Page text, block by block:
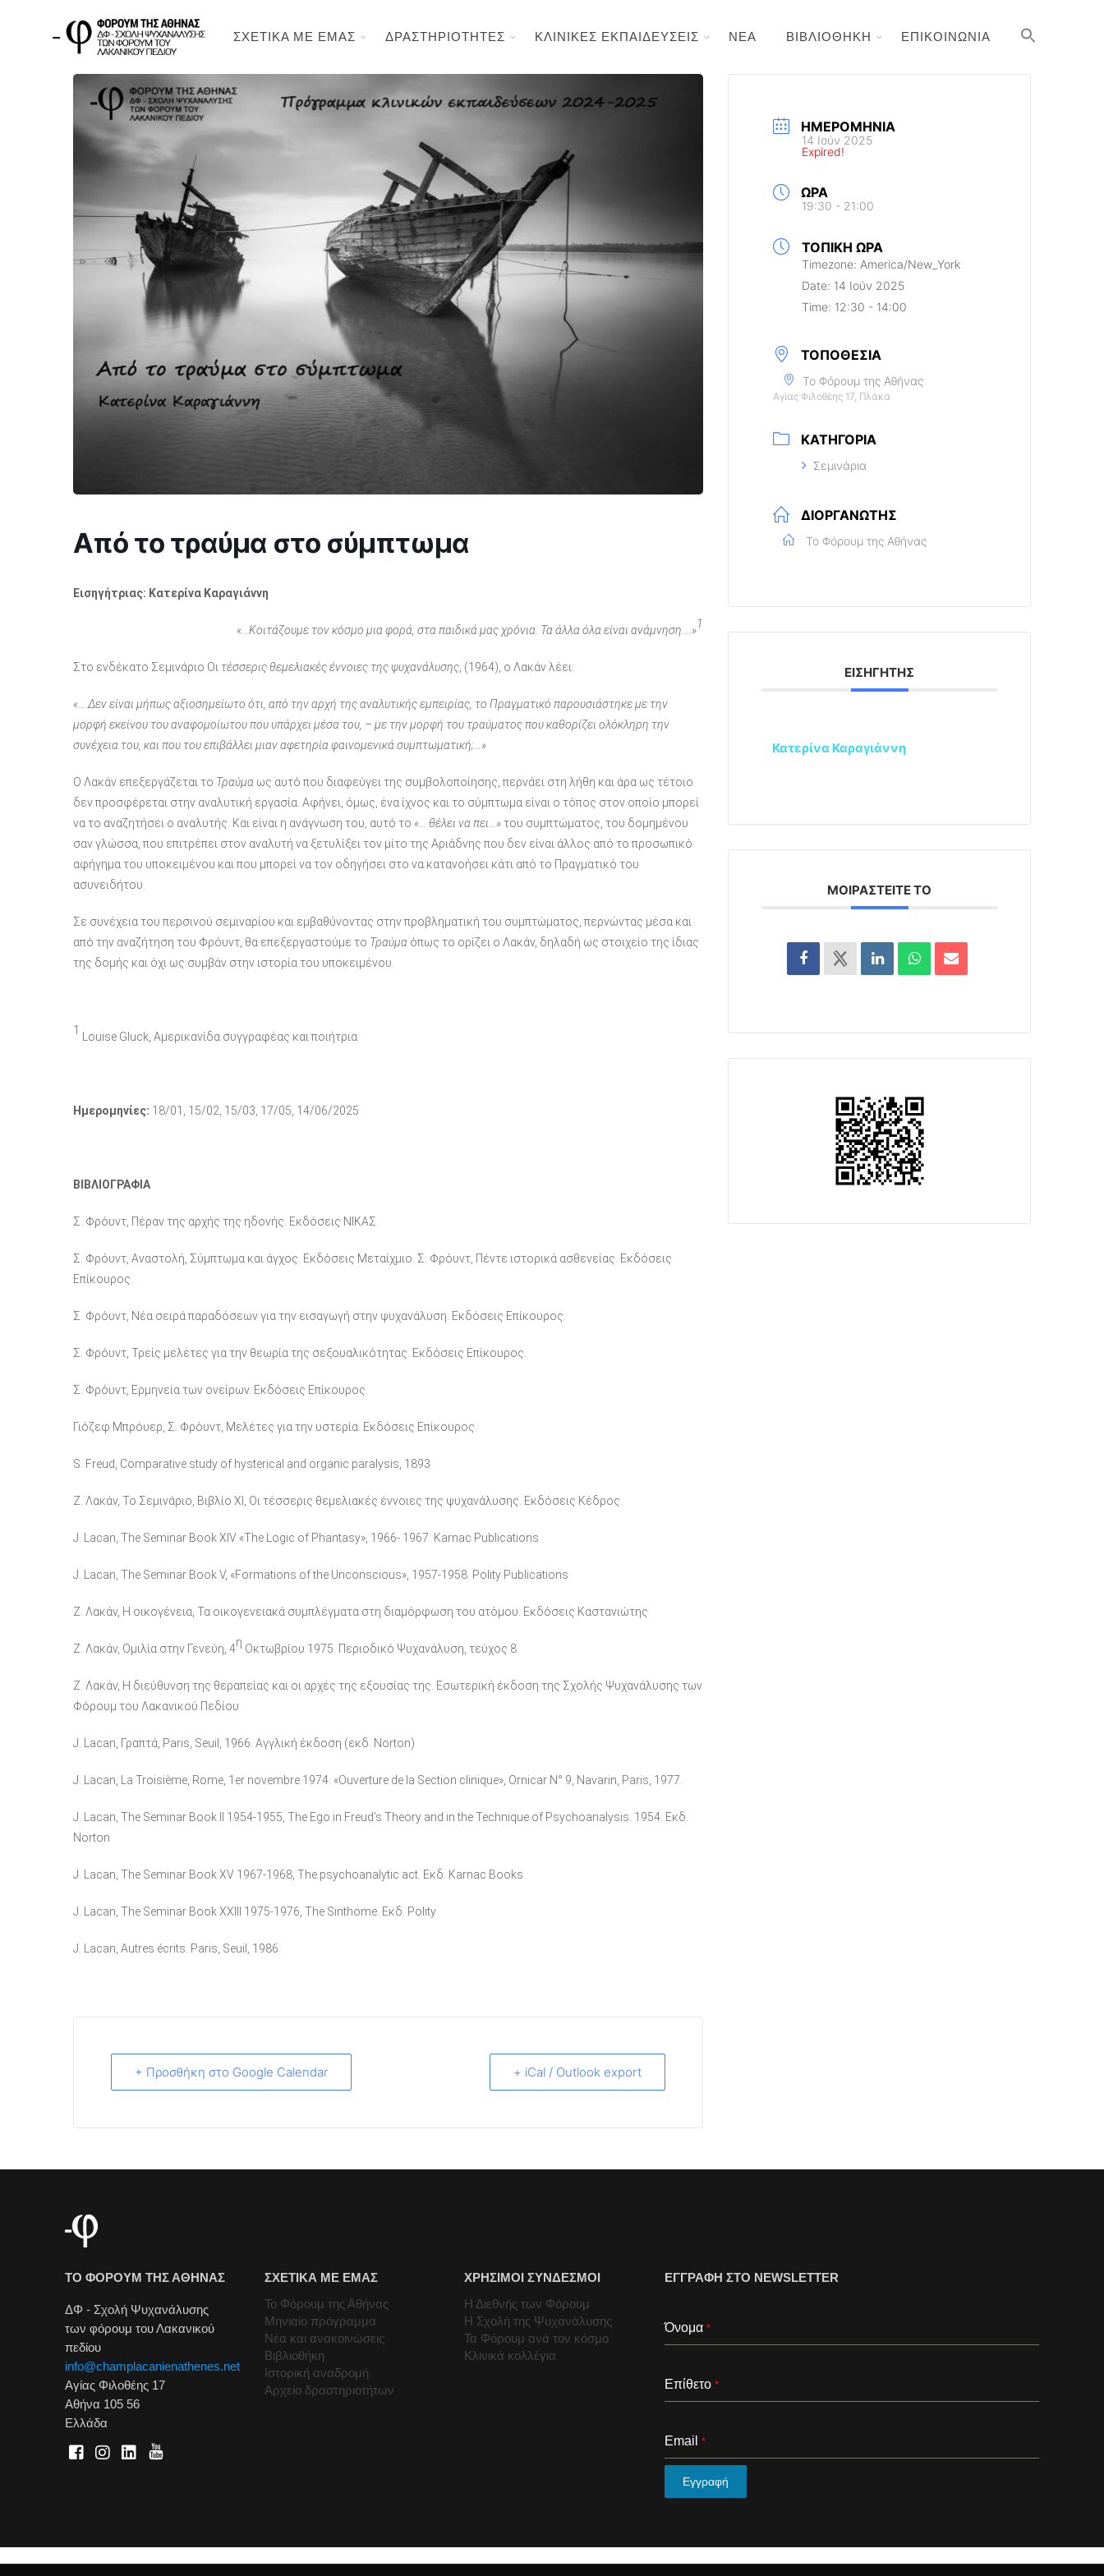
ΣΧΕΤΙΚΑ ΜΕ ΕΜΑΣ ΔΡΑΣΤΗΡΙΟΤΗΤΕΣ ΚΛΙΝΙΚΕΣ ΕΚΠΑΙΔΕΥΣΕΙΣ ΝΕΑ ΒΙΒΛΙΟΘΗΚΗ ΕΠΙΚΟΙΝΩΝΙΑ
Από το τραύμα στο σύμπτωμα
Εισηγήτριας: Κατερίνα Καραγιάννη
«…Κοιτάζουμε τον κόσμο μια φορά, στα παιδικά μας χρόνια. Τα άλλα όλα είναι ανάμνηση.…»1
Στο ενδέκατο Σεμινάριο Οι τέσσερις θεμελιακές έννοιες της ψυχανάλυσης , (1964), ο Λακάν λέει:
«… Δεν είναι μήπως αξιοσημείωτο ότι, από την αρχή της αναλυτικής εμπειρίας, το Πραγματικό παρουσιάστηκε με την
μορφή εκείνου του αναφομοίωτου που υπάρχει μέσα του, – με την μορφή του τραύματος που καθορίζει ολόκληρη την
συνέχεια του, και που του επιβάλλει μιαν αφετηρία φαινομενικά συμπτωματική;…»
Ο Λακάν επεξεργάζεται το Τραύμα ως αυτό που διαφεύγει της συμβολοποίησης, περνάει στη λήθη και άρα ως τέτοιο
δεν προσφέρεται στην αναλυτική εργασία. Αφήνει, όμως, ένα ίχνος και το σύμπτωμα είναι ο τόπος στον οποίο μπορεί
να το αναζητήσει ο αναλυτής. Και είναι η ανάγνωση του, αυτό το «… θέλει να πει…»του συμπτώματος, του δομημένου
σαν γλώσσα, που επιτρέπει στον αναλυτή να ξετυλίξει τον μίτο της Αριάδνης που δεν είναι άλλος από το προσωπικό
αφήγημα του υποκειμένου και που μπορεί να τον οδηγήσει στο να κατανοήσει κάτι από το Πραγματικό του
ασυνειδήτου.
Σε συνέχεια του περσινού σεμιναρίου και εμβαθύνοντας στην προβληματική του συμπτώματος, περνώντας μέσα και
από την αναζήτηση του Φρόυντ, θα επεξεργαστούμε το Τραύμα όπως το ορίζει ο Λακάν, δηλαδή ως στοιχείο της ίδιας
της δομής και όχι ως συμβάν στην ιστορία του υποκειμένου.
1 Louise Gluck, Αμερικανίδα συγγραφέας και ποιήτρια
Ημερομηνίες: 18/01, 15/02, 15/03, 17/05, 14/06/2025
ΒΙΒΛΙΟΓΡΑΦΙΑ
Σ. Φρόυντ, Πέραν της αρχής της ηδονής. Εκδόσεις ΝΙΚΑΣ
Σ. Φρόυντ, Αναστολή, Σύμπτωμα και άγχος. Εκδόσεις Μεταίχμιο. Σ. Φρόυντ, Πέντε ιστορικά ασθενείας. Εκδόσεις
Επίκουρος.
Σ. Φρόυντ, Νέα σειρά παραδόσεων για την εισαγωγή στην ψυχανάλυση. Εκδόσεις Επίκουρος.
Σ. Φρόυντ, Τρείς μελέτες για την θεωρία της σεξουαλικότητας. Εκδόσεις Επίκουρος.
Σ. Φρόυντ, Ερμηνεία των ονείρων. Εκδόσεις Επίκουρος.
Γιόζεφ Μπρόυερ, Σ. Φρόυντ, Μελέτες για την υστερία. Εκδόσεις Επίκουρος.
S. Freud, Comparative study of hysterical and organic paralysis, 1893
Ζ. Λακάν, Το Σεμινάριο, Βιβλίο ΧΙ, Οι τέσσερις θεμελιακές έννοιες της ψυχανάλυσης. Εκδόσεις Κέδρος.
J. Lacan, The Seminar Book XIV «The Logic of Phantasy», 1966- 1967. Karnac Publications
J. Lacan, The Seminar Book V, «Formations of the Unconscious», 1957-1958. Polity Publications
Ζ. Λακάν, Η οικογένεια, Τα οικογενειακά συμπλέγματα στη διαμόρφωση του ατόμου. Εκδόσεις Καστανιώτης
Ζ. Λακάν, Ομιλία στην Γενεύη, 4η Οκτωβρίου 1975. Περιοδικό Ψυχανάλυση, τεύχος 8.
Ζ. Λακάν, Η διεύθυνση της θεραπείας και οι αρχές της εξουσίας της. Εσωτερική έκδοση της Σχολής Ψυχανάλυσης των
Φόρουμ του Λακανικού Πεδίου
J. Lacan, Γραπτά, Paris, Seuil, 1966. Αγγλική έκδοση (εκδ. Norton)
J. Lacan, La Troisième, Rome, 1er novembre 1974. «Ouverture de la Section clinique», Ornicar N° 9, Navarin, Paris, 1977.
J. Lacan, The Seminar Book II 1954-1955, The Ego in Freud’s Theory and in the Technique of Psychoanalysis. 1954. Εκδ.
Norton
J. Lacan, The Seminar Book XV 1967-1968, The psychoanalytic act. Εκδ. Karnac Books
J. Lacan, The Seminar Book XXIII 1975-1976, The Sinthome. Εκδ. Polity
J. Lacan, Autres écrits. Paris, Seuil, 1986
+ Προσθήκη στο Google Calendar + iCal / Outlook export
ΗΜΕΡΟΜΗΝΊΑ
14 Ιούν 2025
Expired!
ΏΡΑ
19:30 - 21:00
ΤΟΠΙΚΉ ΏΡΑ
Timezone: America/New_York
Date: 14 Ιούν 2025
Time: 12:30 - 14:00
ΤΟΠΟΘΕΣΊΑ
Το Φόρουμ της Αθήνας
Αγίας Φιλοθέης 17, Πλάκα
ΚΑΤΗΓΟΡΊΑ
Σεμινάρια
ΔΙΟΡΓΑΝΩΤΉΣ
Το Φόρουμ της Αθήνας
ΕΙΣΗΓΗΤΉΣ
Κατερίνα Καραγιάννη
ΜΟΙΡΑΣΤΕΊΤΕ ΤΟ
ΤΟ ΦΟΡΟΥΜ ΤΗΣ ΑΘΗΝΑΣ
ΔΦ - Σχολή Ψυχανάλυσης
των φόρουμ του Λακανικού
πεδίου
info@champlacanienathenes.net
Αγίας Φιλοθέης 17
Αθήνα 105 56
Ελλάδα
ΣΧΕΤΙΚΑ ΜΕ ΕΜΑΣ
Το Φόρουμ της Αθήνας
Μηνιαίο πρόγραμμα
Νέα και ανακοινώσεις
Βιβλιοθήκη
Ιστορική αναδρομή
Αρχείο δραστηριοτήτων
ΧΡΗΣΙΜΟΙ ΣΥΝΔΕΣΜΟΙ
Η Διεθνής των Φόρουμ
Η Σχολή της Ψυχανάλυσης
Τα Φόρουμ ανά τον κόσμο
Κλινικά κολλέγια
ΕΓΓΡΑΦΗ ΣΤΟ NEWSLETTER
Όνομα *
Επίθετο *
Email *
Εγγραφή